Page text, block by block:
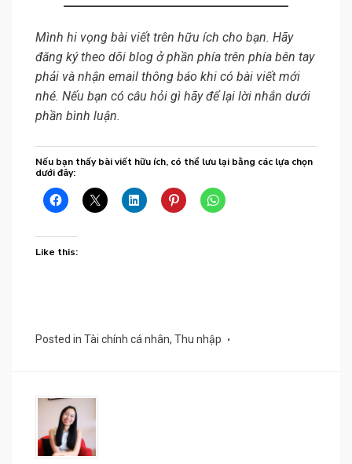
Mình hi vọng bài viết trên hữu ích cho bạn. Hãy
đăng ký theo dõi blog ở phần phía trên phía bên tay
phải và nhận email thông báo khi có bài viết mới
nhé. Nếu bạn có câu hỏi gì hãy để lại lời nhắn dưới
phần bình luận.
Nếu bạn thấy bài viết hữu ích, có thể lưu lại bằng các lựa chọn
dưới đây:
Like this:
Posted in Tài chính cá nhân, Thu nhập